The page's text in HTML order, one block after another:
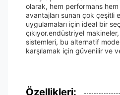
olarak, hem performans
avantajları sunan çok çeşitli
uygulamaları için ideal bir
çıkıyor.endüstriyel
sistemleri, bu alternatif
karşılamak için güvenilir ve
Özellikleri: